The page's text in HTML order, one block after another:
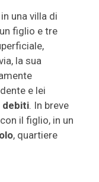
una villa di
figlio e tre
la sua
e lei
debiti. In breve
il figlio, in un
, quartiere